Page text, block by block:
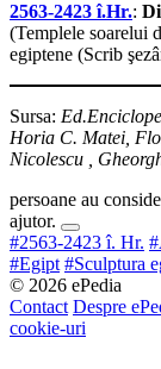
2563-2423 î.Hr.:
(Templele soarelui
egiptene (Scrib
Sursa:
Horia C. Matei,
Nicolescu ,
persoane au
ajutor.
#2563-2423 î. Hr.
#Egipt #Sculptura
© 2026 ePedia
Contact Despre
cookie-uri